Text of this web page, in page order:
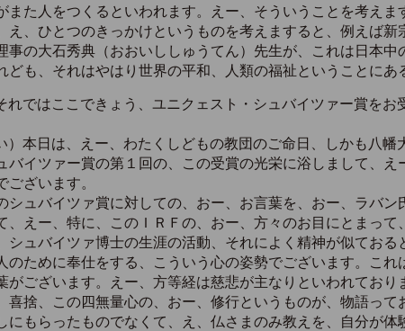
また人をつくるといわれます。えー、そういうことを考え
、ひとつのきっかけというものを考えますると、例えば
事の大石秀典（おおいししゅうてん）先生が、これは日本
も、それはやはり世界の平和、人類の福祉ということにあ
ではここできょう、ユニクェスト・シュバイツァー賞をお
日は、えー、わたくしどもの教団のご命日、しかも八幡
バイツァー賞の第１回の、この受賞の光栄に浴しまして、
ざいます。
ュバイツァ賞に対しての、おー、お言葉を、おー、ラバ
えー、特に、このＩＲＦの、おー、方々のお目にとまっ
シュバイツァ博士の生涯の活動、それによく精神が似てお
ために奉仕をする、こういう心の姿勢でございます。これ
がございます。えー、方等経は慈悲が主なりといわれてお
喜捨、この四無量心の、おー、修行というものが、物語っ
もらったものでなくて、え、仏さまのみ教えを、自分が